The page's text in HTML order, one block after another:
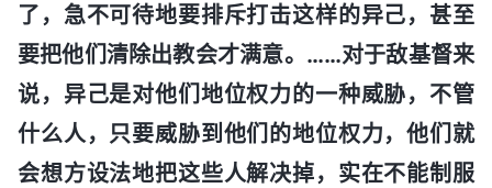
了，急不可待地要排斥打击这样的异己，甚至
要把他们清除出教会才满意。……对于敌基督来
说，异己是对他们地位权力的一种威胁，不管
什么人，只要威胁到他们的地位权力，他们就
会想方设法地把这些人解决掉，实在不能制服